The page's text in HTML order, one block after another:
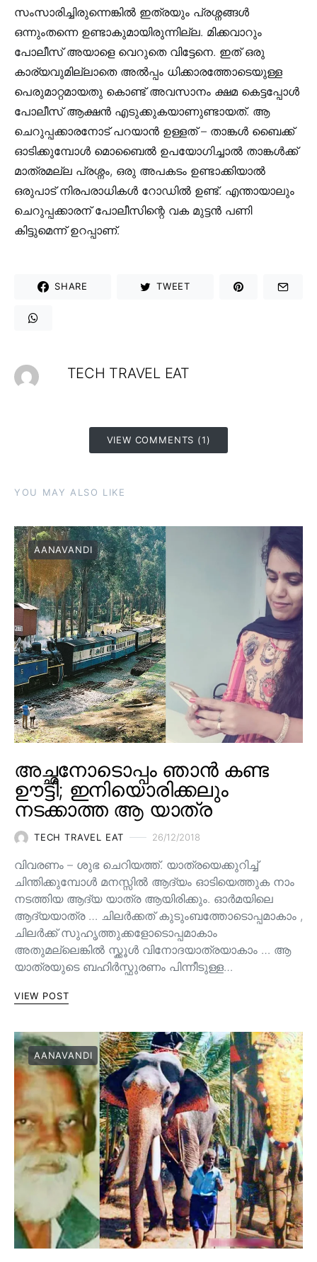
സംസാരിച്ചിരുന്നെങ്കിൽ ഇത്രയും പ്രശ്നങ്ങൾ
ഒന്നുംതന്നെ ഉണ്ടാകുമായിരുന്നില്ല. മിക്കവാറും
പോലീസ് അയാളെ വെറുതെ വിട്ടേനെ. ഇത് ഒരു
കാര്യവുമില്ലാതെ അൽപ്പം ധിക്കാരത്തോടെയുള്ള
പെരുമാറ്റമായതു കൊണ്ട് അവസാനം ക്ഷമ കെട്ടപ്പോൾ
പോലീസ് ആക്ഷൻ എടുക്കുകയാണുണ്ടായത്. ആ
ചെറുപ്പക്കാരനോട് പറയാൻ ഉള്ളത് – താങ്കൾ ബൈക്ക്
ഓടിക്കുമ്പോൾ മൊബൈൽ ഉപയോഗിച്ചാൽ താങ്കൾക്ക്
മാത്രമല്ല പ്രശ്നം, ഒരു അപകടം ഉണ്ടാക്കിയാൽ
ഒരുപാട് നിരപരാധികൾ റോഡിൽ ഉണ്ട്. എന്തായാലും
ചെറുപ്പക്കാരന് പോലീസിന്റെ വക മുട്ടൻ പണി
കിട്ടുമെന്ന് ഉറപ്പാണ്.
SHARE TWEET
TECH TRAVEL EAT
VIEW COMMENTS (1)
YOU MAY ALSO LIKE
AANAVANDI
അച്ഛനോടൊപ്പം ഞാൻ കണ്ട
ഊട്ടി; ഇനിയൊരിക്കലും
നടക്കാത്ത ആ യാത്ര
TECH TRAVEL EAT 26/12/2018
വിവരണം – ശുഭ ചെറിയത്ത്. യാത്രയെക്കുറിച്ച്
ചിന്തിക്കുമ്പോൾ മനസ്സിൽ ആദ്യം ഓടിയെത്തുക നാം
നടത്തിയ ആദ്യ യാത്ര ആയിരിക്കും. ഓർമയിലെ
ആദ്യയാത്ര … ചിലർക്കത് കുടുംബത്തോടൊപ്പമാകാം ,
ചിലർക്ക് സുഹൃത്തുക്കളോടൊപ്പമാകാം
അതുമല്ലെങ്കിൽ സ്ക്കൂൾ വിനോദയാത്രയാകാം … ആ
യാത്രയുടെ ബഹിർസ്ഫുരണം പിന്നീടുള്ള…
VIEW POST
AANAVANDI